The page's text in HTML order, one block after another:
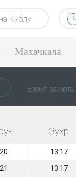
Киблу
Махачкала
Время расчета
Зухр
13:17
13:17